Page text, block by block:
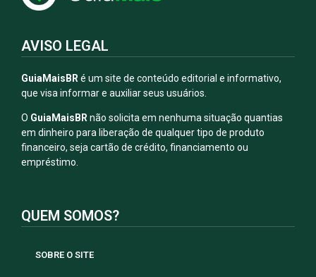
AVISO LEGAL
GuiaMaisBR é um site de conteúdo editorial e informativo,
que visa informar e auxiliar seus usuários.
O GuiaMaisBRnão solicita em nenhuma situação quantias
em dinheiro para liberação de qualquer tipo de produto
financeiro, seja cartão de crédito, financiamento ou
empréstimo.
QUEM SOMOS?
SOBRE O SITE